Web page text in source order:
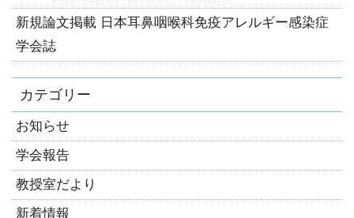
新規論文掲載 日本耳鼻咽喉科免疫アレルギー感染症
学会誌
カテゴリー
お知らせ
学会報告
教授室だより
新着情報